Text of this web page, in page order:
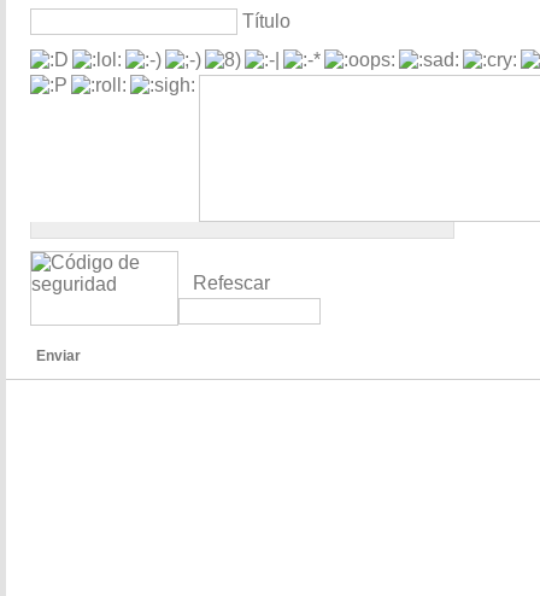
Título
Refescar
Enviar